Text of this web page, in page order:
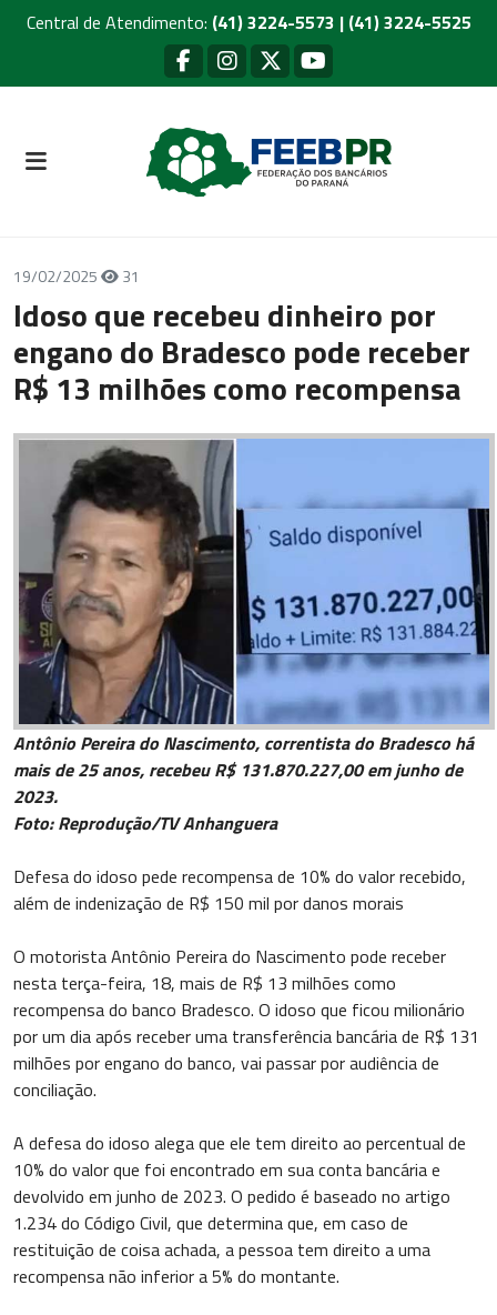
Central de Atendimento: (41) 3224-5573 | (41) 3224-5525
19/02/2025 31
Idoso que recebeu dinheiro por
engano do Bradesco pode receber
R$ 13 milhões como recompensa
Antônio Pereira do Nascimento, correntista do Bradesco há
mais de 25 anos, recebeu R$ 131.870.227,00 em junho de
2023.
Foto: Reprodução/TV Anhanguera
Defesa do idoso pede recompensa de 10% do valor recebido,
além de indenização de R$ 150 mil por danos morais
O motorista Antônio Pereira do Nascimento pode receber
nesta terça-feira, 18, mais de R$ 13 milhões como
recompensa do banco Bradesco. O idoso que ficou milionário
por um dia após receber uma transferência bancária de R$ 131
milhões por engano do banco, vai passar por audiência de
conciliação.
A defesa do idoso alega que ele tem direito ao percentual de
10% do valor que foi encontrado em sua conta bancária e
devolvido em junho de 2023. O pedido é baseado no artigo
1.234 do Código Civil, que determina que, em caso de
restituição de coisa achada, a pessoa tem direito a uma
recompensa não inferior a 5% do montante.